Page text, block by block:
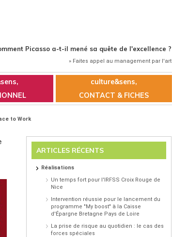
Picasso a-t-il mené sa quête de l'excellence ?
» Faites appel au management par l'art
culture&sens,
CONTACT & FICHES
to Work
ARTICLES RÉCENTS
Réalisations
Un temps fort pour l'IRFSS Croix Rouge de
Nice
Intervention réussie pour le lancement du
programme "My boost" à la Caisse
d'Épargne Bretagne Pays de Loire
La prise de risque au quotidien : le cas des
forces spéciales